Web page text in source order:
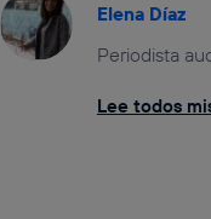
Elena Díaz
Periodista
Lee todos